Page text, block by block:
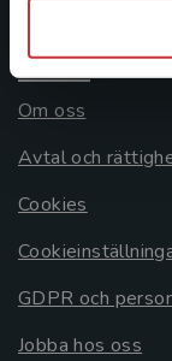
Allmänna
Om oss
Avtal och
Cookies
GDPR och
Jobba hos oss